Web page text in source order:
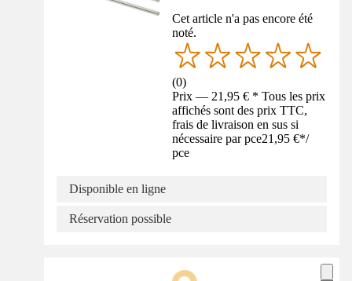
Cet article n'a pas encore été
noté.
(0)
Prix — 21,95 € * Tous les prix
affichés sont des prix TTC,
frais de livraison en sus si
nécessaire par pce21,95 €*/
pce
Disponible en ligne
Réservation possible